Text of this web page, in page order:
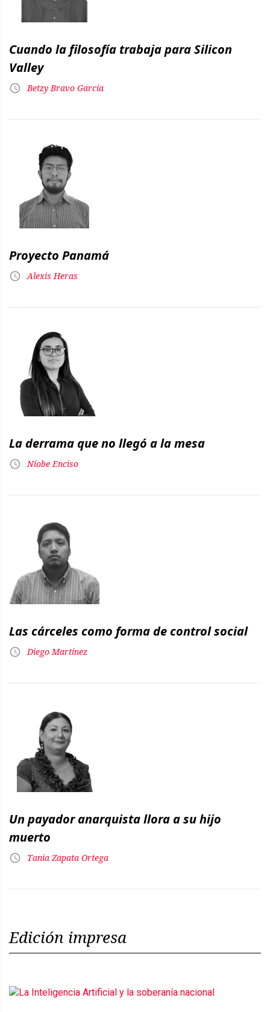
Cuando la filosofía trabaja para Silicon
Valley
Betzy Bravo García
Proyecto Panamá
Alexis Heras
La derrama que no llegó a la mesa
Níobe Enciso
Las cárceles como forma de control social
Diego Martínez
Un payador anarquista llora a su hijo
muerto
Tania Zapata Ortega
Edición impresa